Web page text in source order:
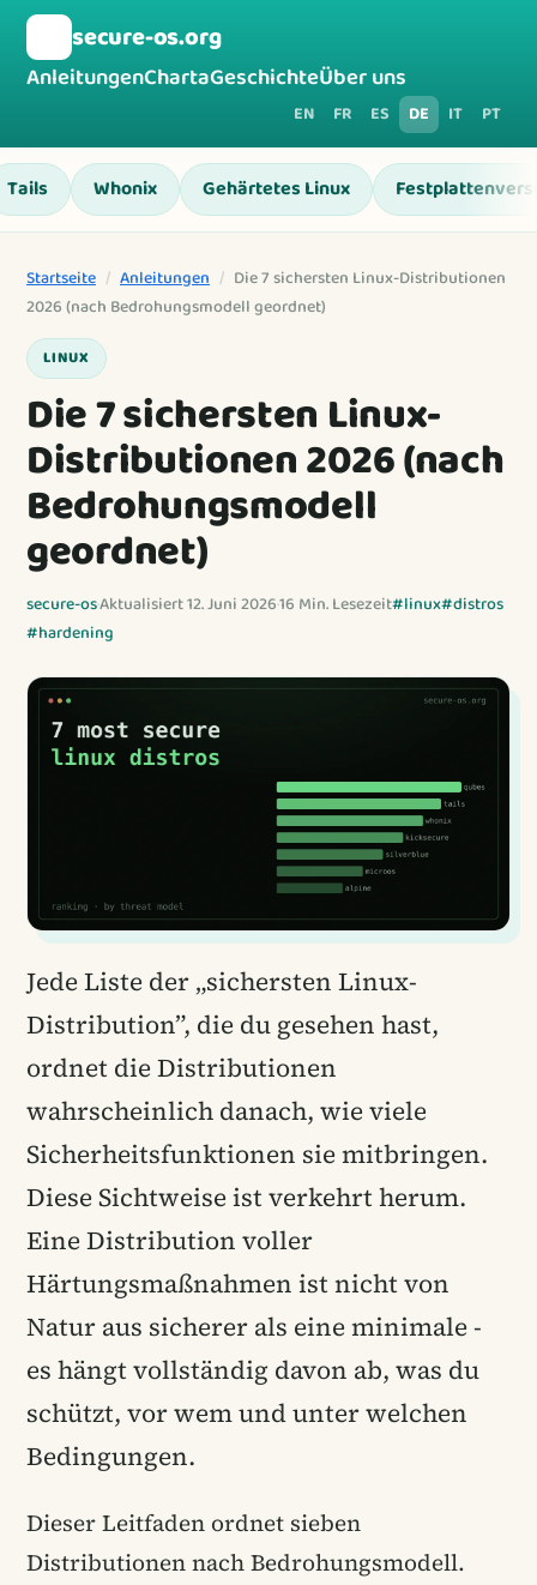
secure-os.org
AnleitungenChartaGeschichteÜber uns
EN FR ES DE IT PT
Tails Whonix Gehärtetes Linux
Startseite / Anleitungen / Die 7 sichersten Linux-Distributionen
2026 (nach Bedrohungsmodell geordnet)
LINUX
Die 7 sichersten Linux-
Distributionen 2026 (nach
Bedrohungsmodell
geordnet)
secure-os·Aktualisiert 12. Juni 2026·16 Min. Lesezeit#linux#distros
#hardening
Jede Liste der „sichersten Linux-
Distribution”, die du gesehen hast,
ordnet die Distributionen
wahrscheinlich danach, wie viele
Sicherheitsfunktionen sie mitbringen.
Diese Sichtweise ist verkehrt herum.
Eine Distribution voller
Härtungsmaßnahmen ist nicht von
Natur aus sicherer als eine minimale -
es hängt vollständig davon ab, was du
schützt, vor wem und unter welchen
Bedingungen.
Dieser Leitfaden ordnet sieben
Distributionen nach Bedrohungsmodell.